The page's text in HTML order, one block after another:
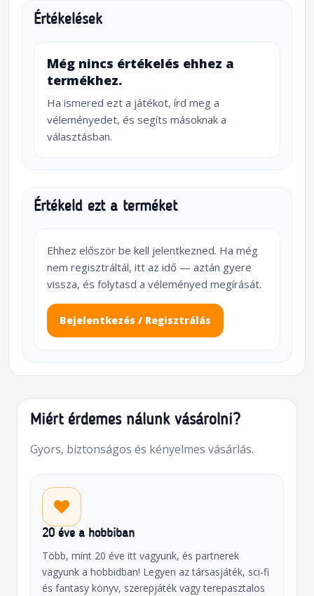
Értékelések
Még nincs értékelés ehhez a
termékhez.
Ha ismered ezt a játékot, írd meg a
véleményedet, és segíts másoknak a
választásban.
Értékeld ezt a terméket
Ehhez először be kell jelentkezned. Ha még
nem regisztráltál, itt az idő — aztán gyere
vissza, és folytasd a véleményed megírását.
Bejelentkezés / Regisztrálás
Miért érdemes nálunk vásárolni?
Gyors, biztonságos és kényelmes vásárlás.
20 éve a hobbiban
Több, mint 20 éve itt vagyunk, és partnerek
vagyunk a hobbidban! Legyen az társasjáték, sci-fi
és fantasy könyv, szerepjáték vagy terepasztalos